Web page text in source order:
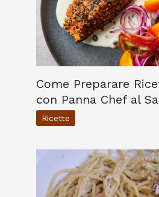
Come Preparare
con Panna Chef al
Ricette